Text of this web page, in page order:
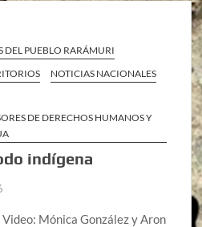
DEL PUEBLO RARÁMURI
NOTICIAS NACIONALES
DE DERECHOS HUMANOS Y
indígena
Mónica González y Aron